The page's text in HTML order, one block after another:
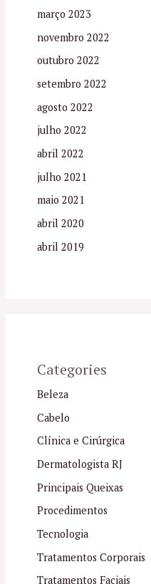
março 2023
novembro 2022
outubro 2022
setembro 2022
agosto 2022
julho 2022
abril 2022
julho 2021
maio 2021
abril 2020
abril 2019
Categories
Beleza
Cabelo
Clínica e Cirúrgica
Dermatologista RJ
Principais Queixas
Procedimentos
Tecnologia
Tratamentos Corporais
Tratamentos Faciais